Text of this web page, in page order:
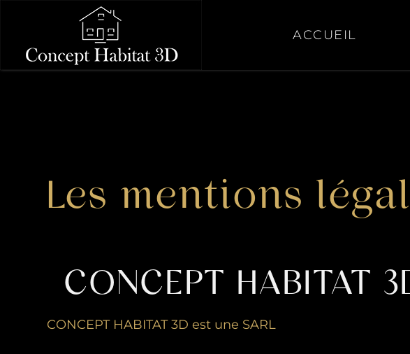
ACCUEIL
Les mentions
CONCEPT HABITAT
CONCEPT HABITAT 3D est une SARL